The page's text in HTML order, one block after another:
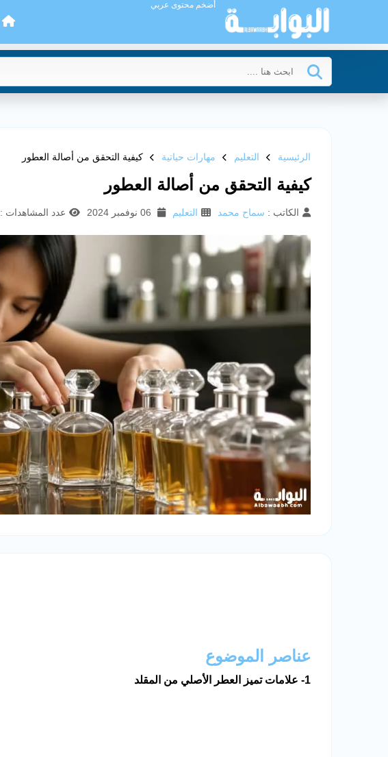
أضخم محتوى عربي
الرئيسية التعليم مهارات حياتية كيفية التحقق من أصالة العطور
كيفية التحقق من أصالة العطور
الكاتب : سماح محمد التعليم عدد المشاهدات : 1831
عناصر الموضوع
1- علامات تميز العطر الأصلي من المقلد